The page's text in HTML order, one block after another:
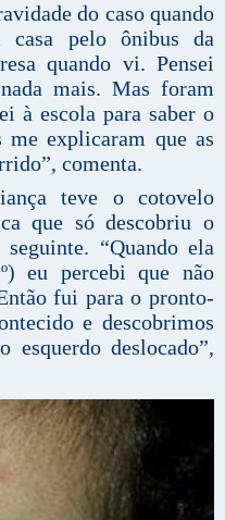
do caso quando
pelo ônibus da
quando vi. Pensei
mais. Mas foram
à escola para saber o
me explicaram que as
comenta.
teve o cotovelo
que só descobriu o
“Quando ela
eu percebi que não
fui para o pronto-
e descobrimos
esquerdo deslocado”,